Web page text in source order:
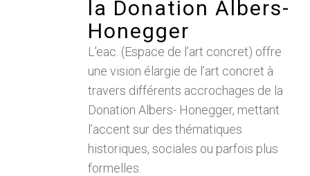
la Donation Albers-
Honegger
L’eac. (Espace de l’art concret) offre
une vision élargie de l’art concret à
travers différents accrochages de la
Donation Albers- Honegger, mettant
l’accent sur des thématiques
historiques, sociales ou parfois plus
formelles.